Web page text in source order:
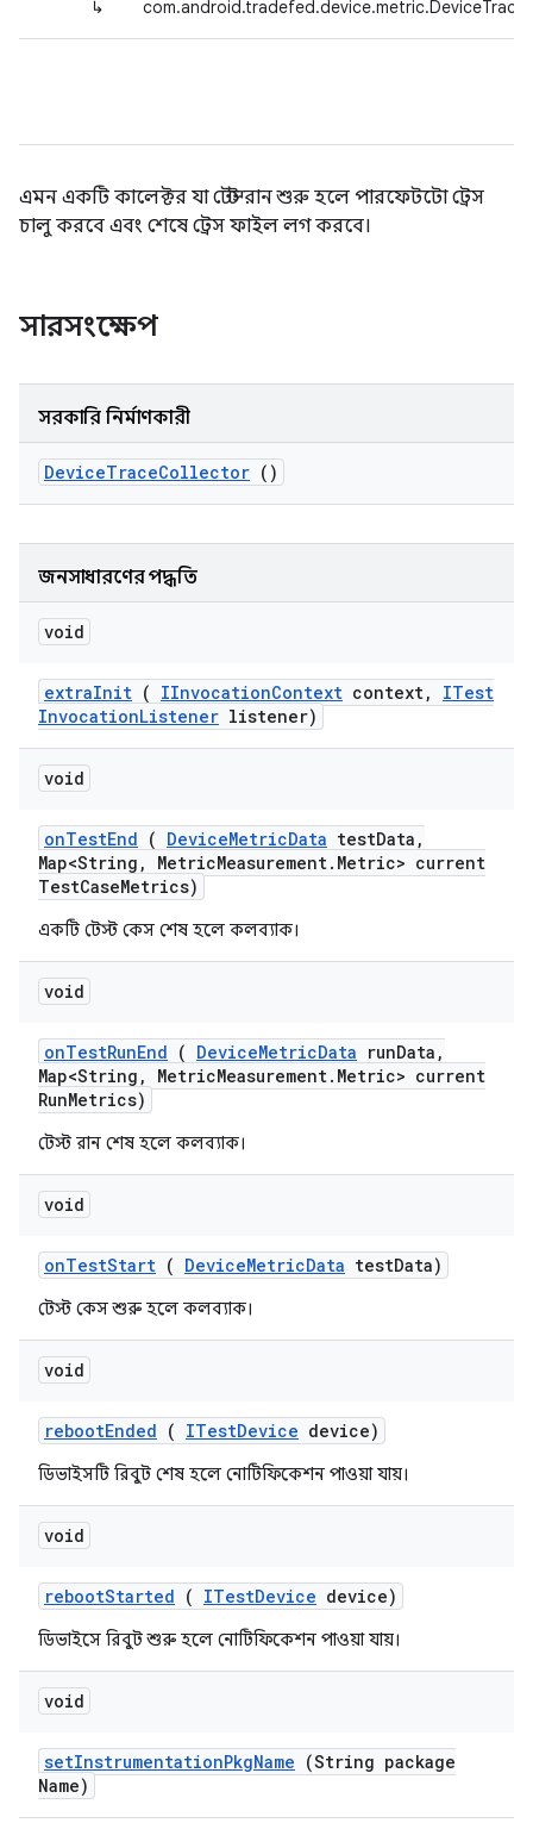
↳
এমন একটি কালেক্টর যা টেস্ট রান শুরু হলে পারফেটটো ট্রেস
চালু করবে এবং শেষে ট্রেস ফাইল লগ করবে।
সারসংক্ষেপ
সরকারি নির্মাণকারী
DeviceTraceCollector ()
জনসাধারণের পদ্ধতি
void
extraInit ( IInvocationContext context,
ITest
InvocationListener listener)
void
onTestEnd ( DeviceMetricData testData ,
Map<String , MetricMeasurement. Metric> current
TestCaseMetrics)
একটি টেস্ট কেস শেষ হলে কলব্যাক।
void
onTestRunEnd ( DeviceMetricData runData ,
Map<String , MetricMeasurement. Metric> current
RunMetrics)
টেস্ট রান শেষ হলে কলব্যাক।
void
onTestStart ( DeviceMetricData testData)
টেস্ট কেস শুরু হলে কলব্যাক।
void
rebootEnded ( ITestDevice device)
ডিভাইসটি রিবুট শেষ হলে নোটিফিকেশন পাওয়া যায়।
void
rebootStarted ( ITestDevice device)
ডিভাইসে রিবুট শুরু হলে নোটিফিকেশন পাওয়া যায়।
void
setInstrumentationPkgName (String package
Name)